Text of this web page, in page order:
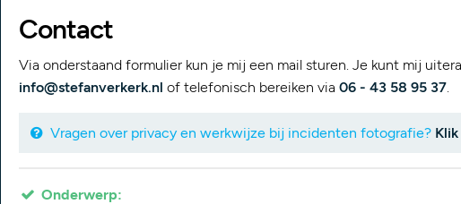
Contact
Via onderstaand formulier kun je mij een mail sturen. Je kunt mij
info@stefanverkerk.nl of telefonisch bereiken via 06 - 43 58 95 37.
Vragen over privacy en werkwijze bij incidenten fotografie?
Onderwerp: